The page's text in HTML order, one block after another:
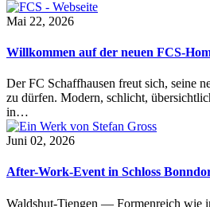
Mai 22, 2026
Willkommen auf der neuen FCS-
Der FC Schaffhausen freut sich, seine
zu dürfen. Modern, schlicht,
in…
Juni 02, 2026
After-Work-Event in Schloss
Waldshut-Tiengen — Formenreich wie